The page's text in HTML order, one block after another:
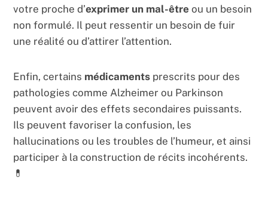
votre proche d’exprimer un mal-être ou un besoin
non formulé. Il peut ressentir un besoin de fuir
une réalité ou d’attirer l’attention.
Enfin, certains médicaments prescrits pour des
pathologies comme Alzheimer ou Parkinson
peuvent avoir des effets secondaires puissants.
Ils peuvent favoriser la confusion, les
hallucinations ou les troubles de l’humeur, et ainsi
participer à la construction de récits incohérents.
💊